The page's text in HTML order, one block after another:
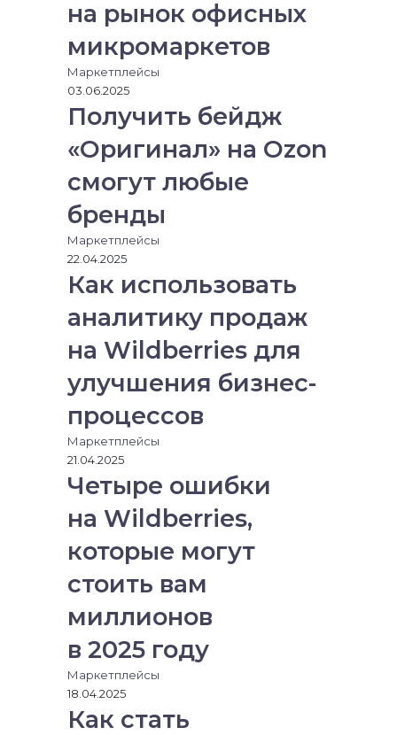
на рынок офисных
микромаркетов
Маркетплейсы
03.06.2025
Получить бейдж
«Оригинал» на Ozon
смогут любые
бренды
Маркетплейсы
22.04.2025
Как использовать
аналитику продаж
на Wildberries для
улучшения бизнес-
процессов
Маркетплейсы
21.04.2025
Четыре ошибки
на Wildberries,
которые могут
стоить вам
миллионов
в 2025 году
Маркетплейсы
18.04.2025
Как стать